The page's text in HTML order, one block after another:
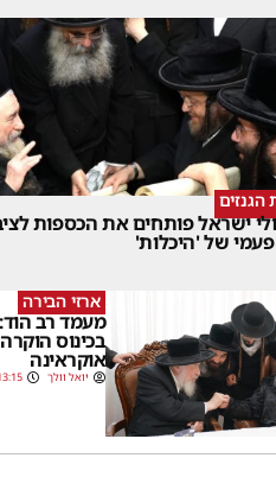
ישראל פותחים את הכספות
של 'היכלות'
ארזי הבירה
מעמד רב הוד:
בכינוס
אוקראינה
יואל וולך